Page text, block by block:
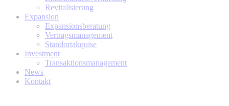
Revitalisierung
Expansion
Expansionsberatung
Vertragsmanagement
Standortakquise
Investment
Transaktionsmanagement
News
Kontakt